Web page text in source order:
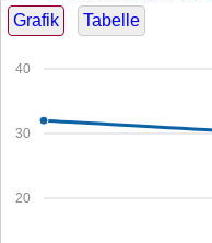
Grafik Tabelle
20
30
40